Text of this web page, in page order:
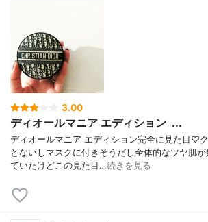
3.00
ディオールマニア エディション ㅤ ...
ディオールマニア エディションㅤ完全に見た目♡
とないしマスクに付きそうだし全体的なツヤ肌
ていたけどこの見た目…続きを見る